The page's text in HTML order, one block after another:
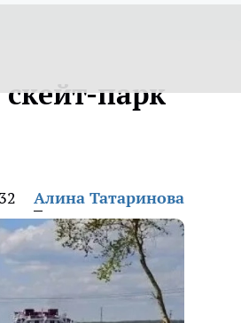
парк
Алина Татаринова